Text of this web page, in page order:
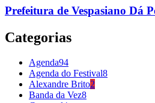
Prefeitura de Vespasiano Dá
Categorias
Agenda94
Agenda do Festival8
Alexandre Brito2
Banda da Vez8